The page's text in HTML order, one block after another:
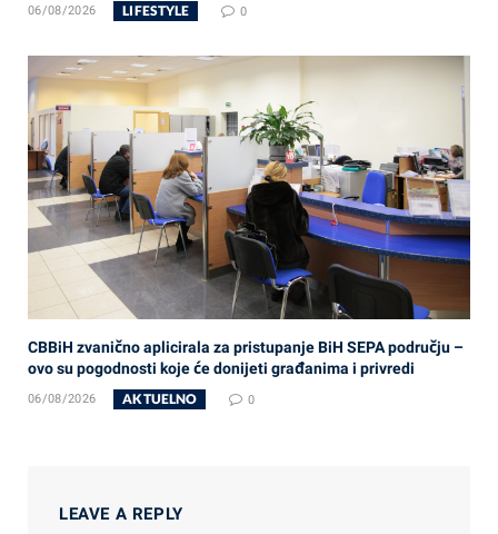
06/08/2026 LIFESTYLE 0
CBBiH zvanično aplicirala za pristupanje BiH SEPA području –
ovo su pogodnosti koje će donijeti građanima i privredi
06/08/2026 AKTUELNO 0
LEAVE A REPLY